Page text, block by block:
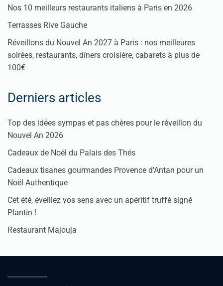
Nos 10 meilleurs restaurants italiens à Paris en 2026
Terrasses Rive Gauche
Réveillons du Nouvel An 2027 à Paris : nos meilleures
soirées, restaurants, dîners croisière, cabarets à plus de
100€
Derniers articles
Top des idées sympas et pas chères pour le réveillon du
Nouvel An 2026
Cadeaux de Noël du Palais des Thés
Cadeaux tisanes gourmandes Provence d'Antan pour un
Noël Authentique
Cet été, éveillez vos sens avec un apéritif truffé signé
Plantin !
Restaurant Majouja